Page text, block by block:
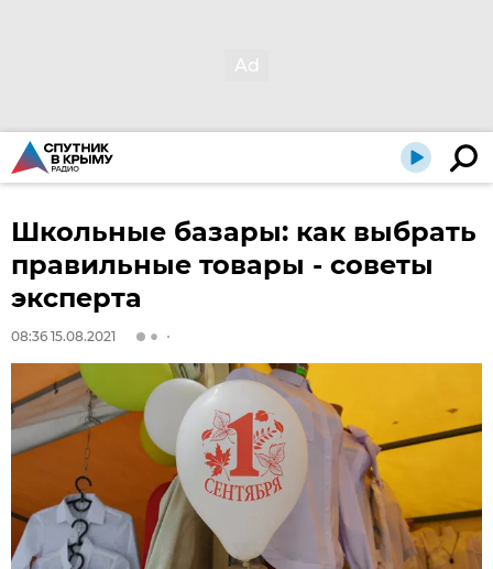
Школьные базары: как выбрать
правильные товары - советы
эксперта
08:36 15.08.2021